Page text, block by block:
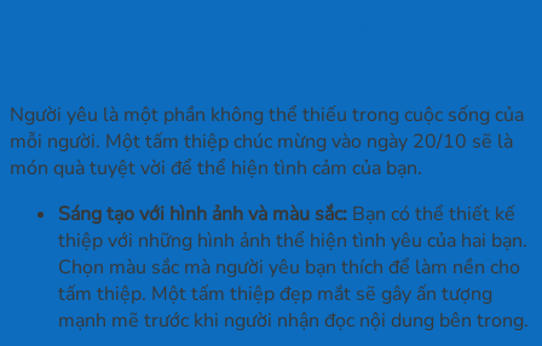
Người yêu là một phần không thể thiếu trong cuộc sống của
mỗi người. Một tấm thiệp chúc mừng vào ngày 20/10 sẽ là
món quà tuyệt vời để thể hiện tình cảm của bạn.
Sáng tạo với hình ảnh và màu sắc: Bạn có thể thiết kế
thiệp với những hình ảnh thể hiện tình yêu của hai bạn.
Chọn màu sắc mà người yêu bạn thích để làm nền cho
tấm thiệp. Một tấm thiệp đẹp mắt sẽ gây ấn tượng
mạnh mẽ trước khi người nhận đọc nội dung bên trong.